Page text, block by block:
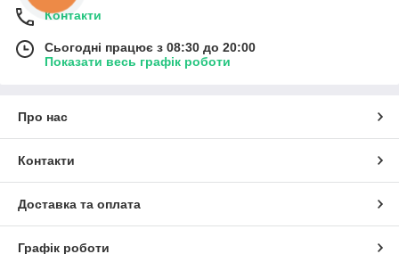
Контакти
Сьогодні працює з 08:30 до 20:00
Показати весь графік роботи
Про нас
Контакти
Доставка та оплата
Графік роботи